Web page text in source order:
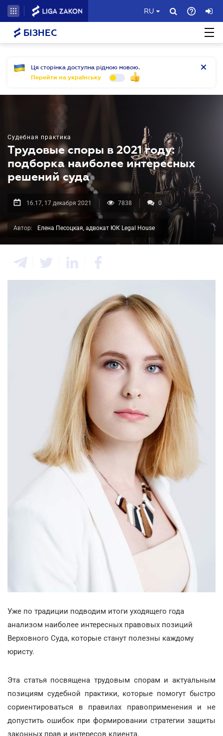
RU
БІЗНЕС
Ця сторінка доступна рідною мовою.
Перейти на українську
Судебная практика
Трудовые споры в 2021 году:
подборка наиболее интересных
решений суда
16.17, 17 декабря 2021 7838 0
Автор: Елена Песоцкая, адвокат ЮК Legal House
Уже по традиции подводим итоги уходящего года
анализом наиболее интересных правовых позиций
Верховного Суда, которые станут полезны каждому
юристу.
Эта статья посвящена трудовым спорам и актуальным
позициям судебной практики, которые помогут быстро
сориентироваться в правилах правоприменения и не
допустить ошибок при формировании стратегии защиты
законных прав и интересов клиента.